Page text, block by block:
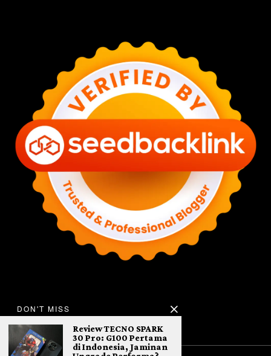
DON'T MISS
Review TECNO SPARK
30 Pro: G100 Pertama
di Indonesia, Jaminan